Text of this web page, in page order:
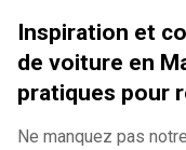
Inspiration et
de voiture en
pratiques pour
Ne manquez pas